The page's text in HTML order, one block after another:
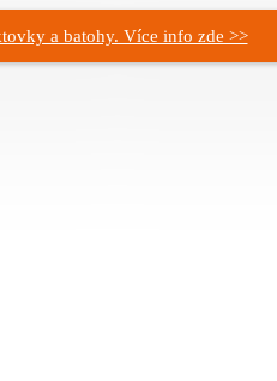
a batohy. Více info zde >>